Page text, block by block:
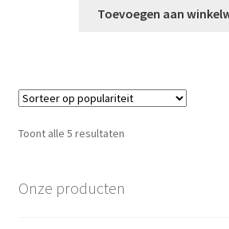
Toevoegen aan
Toont alle 5 resultatenGesorteerd
Onze producten